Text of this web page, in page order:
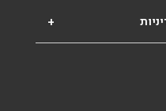
+